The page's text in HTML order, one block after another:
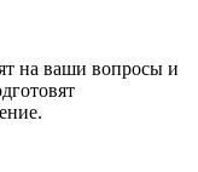
на ваши вопросы и